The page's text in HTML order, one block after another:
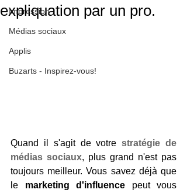
Impression
Médias sociaux
Applis
Buzarts - Inspirez-vous!
expliquation par un pro.
Quand il s'agit de votre stratégie de
médias sociaux, plus grand n'est pas
toujours meilleur. Vous savez déjà que
le marketing d'influence peut vous